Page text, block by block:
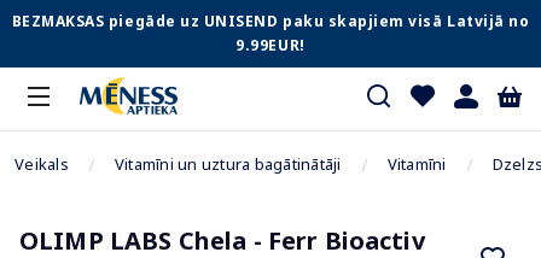
BEZMAKSAS piegāde uz UNISEND paku skapjiem visā Latvijā no
9.99EUR!
Veikals Vitamīni un uztura bagātinātāji Vitamīni
OLIMP LABS Chela - Ferr Bioactiv